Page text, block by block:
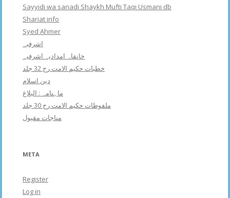
Sayyidi wa sanadi Shaykh Mufti Taqi Usmani db
Shariat info
Syed Ahmer
اشرفبہ
خانقاہ امدادیہ اشرفیہ
خطبات حکیم الامت رح 32 جلد
دین اسلام
ماہنامہ : البلاغ
ملفوظات حکیم الامت رح 30 جلد
مناجات مقبول
META
Register
Log in